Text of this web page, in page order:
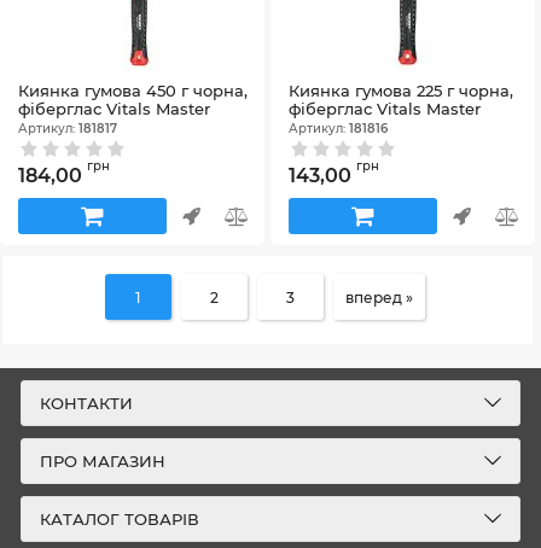
Киянка гумова 450 г чорна,
фіберглас Vitals Master
Артикул: 181817
184,00 грн
Киянка гумова 225 г чорна,
фіберглас Vitals Master
Артикул: 181816
143,00 грн
1 2 3 вперед »
КОНТАКТИ
ПРО МАГАЗИН
КАТАЛОГ ТОВАРІВ